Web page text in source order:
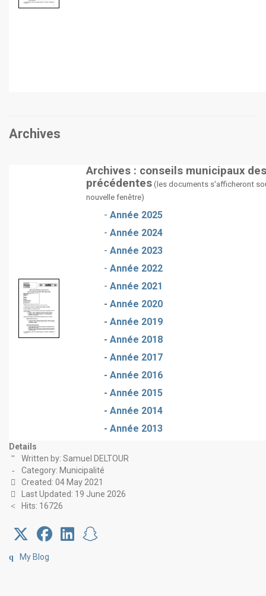
Archives
Archives : conseils municipaux
précédentes (les documents s'afficheront
nouvelle fenêtre)
- Année 2025
- Année 2024
- Année 2023
- Année 2022
- Année 2021
- Année 2020
- Année 2019
- Année 2018
- Année 2017
- Année 2016
- Année 2015
- Année 2014
- Année 2013
Details
Written by: Samuel DELTOUR
Category: Municipalité
Created: 04 May 2021
Last Updated: 19 June 2026
Hits: 16726
My Blog